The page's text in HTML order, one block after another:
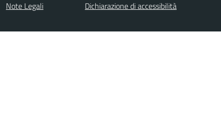
Note Legali Dichiarazione di accessibilità